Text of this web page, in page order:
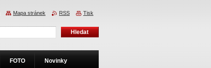
FOTO Novinky
Mapa stránek RSS Tisk